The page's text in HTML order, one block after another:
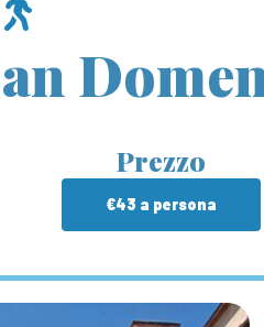
Prezzo
€43 a persona